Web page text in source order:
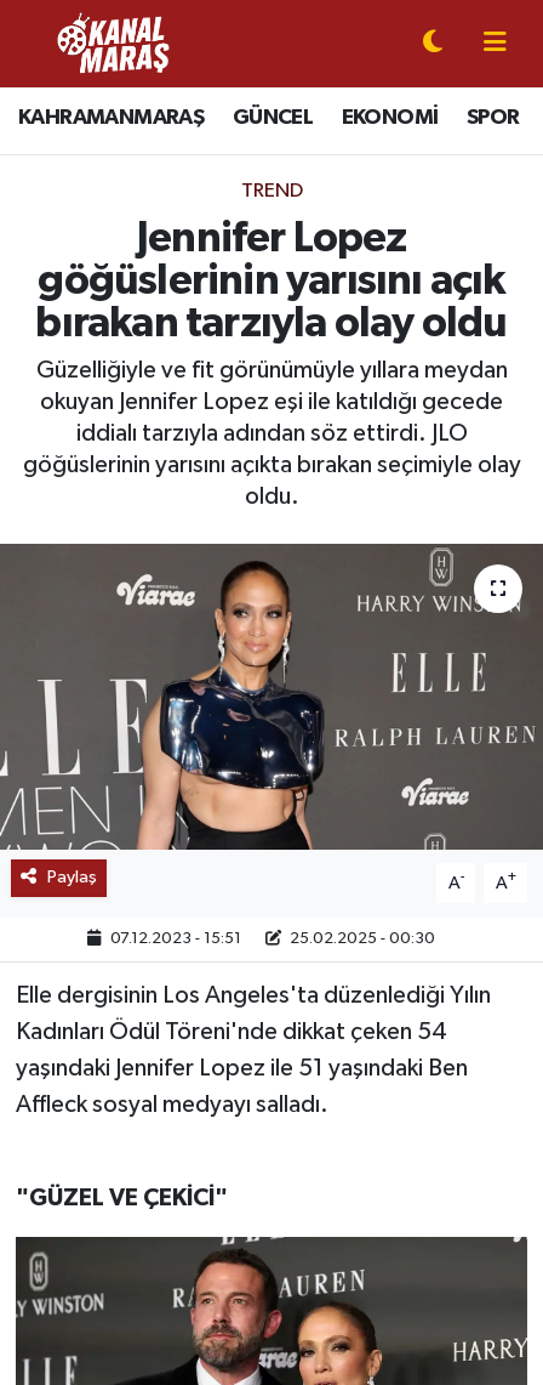
KAHRAMANMARAŞ GÜNCEL EKONOMİ SPOR
TREND
Jennifer Lopez
göğüslerinin yarısını açık
bırakan tarzıyla olay oldu
Güzelliğiyle ve fit görünümüyle yıllara meydan
okuyan Jennifer Lopez eşi ile katıldığı gecede
iddialı tarzıyla adından söz ettirdi. JLO
göğüslerinin yarısını açıkta bırakan seçimiyle olay
oldu.
Paylaş A- A+
07.12.2023 - 15:51 25.02.2025 - 00:30
Elle dergisinin Los Angeles'ta düzenlediği Yılın
Kadınları Ödül Töreni'nde dikkat çeken 54
yaşındaki Jennifer Lopez ile 51 yaşındaki Ben
Affleck sosyal medyayı salladı.
"GÜZEL VE ÇEKİCİ"
CANLI YAYIN
KAHRAMANMARAŞ
SPOR
SİYASET
EKONOMİ
GÜNDEM
SAĞLIK
BÖLGE
KEŞFET
POPÜLER
DÜNYA
TREND
MEDYA
OTOMOTİV
YAŞAM
KÜLTÜR SANAT
Kahramanmaraş Nöbetçi Eczaneler
Kahramanmaraş Hava Durumu
Kahramanmaraş Namaz Vakitleri
Kahramanmaraş Trafik Yoğunluk Haritası
Süper Lig Puan Durumu ve Fikstür
Tüm Manşetler
Son Dakika Haberleri